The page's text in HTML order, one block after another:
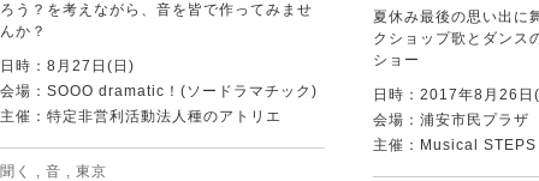
ろう？を考えながら、音を皆で作ってみませ
んか？
日時：8月27日(日)
会場：SOOO dramatic！(ソードラマチック)
主催：特定非営利活動法人種のアトリエ
聞く , 音 , 東京
夏休み最後の思い出に
クショップ歌とダンス
ショー
日時：2017年8月26日
会場：浦安市民プラ
主催：Musical STEPS